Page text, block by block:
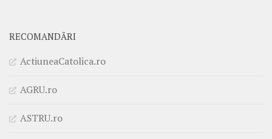
RECOMANDĂRI
ActiuneaCatolica.ro
AGRU.ro
ASTRU.ro